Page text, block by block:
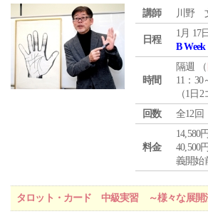
講師 川野
日程
1月 17
B Week
時間
隔週 （
11：30
（1日2
回数
全12回
料金
14,580
40,500
義開始
タロット・カード 中級実習 ～様々な展開